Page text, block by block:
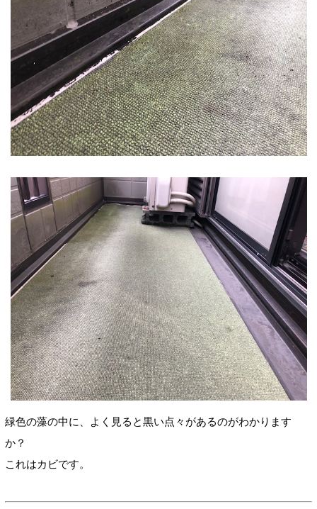
緑色の藻の中に、よく見ると黒い点々があるのがわかります
か？
これはカビです。